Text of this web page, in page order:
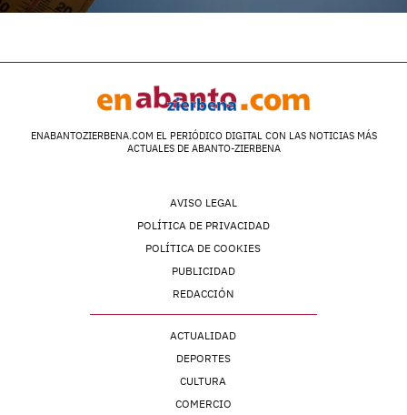
ENABANTOZIERBENA.COM EL PERIÓDICO DIGITAL CON LAS NOTICIAS MÁS
ACTUALES DE ABANTO-ZIERBENA
AVISO LEGAL
POLÍTICA DE PRIVACIDAD
POLÍTICA DE COOKIES
PUBLICIDAD
REDACCIÓN
ACTUALIDAD
DEPORTES
CULTURA
COMERCIO